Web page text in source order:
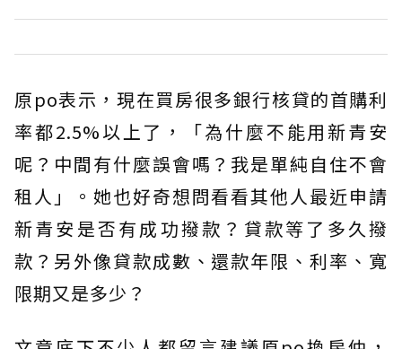
原po表示，現在買房很多銀行核貸的首購利
率都2.5%以上了，「為什麼不能用新青安
呢？中間有什麼誤會嗎？我是單純自住不會
租人」。她也好奇想問看看其他人最近申請
新青安是否有成功撥款？貸款等了多久撥
款？另外像貸款成數、還款年限、利率、寬
限期又是多少？